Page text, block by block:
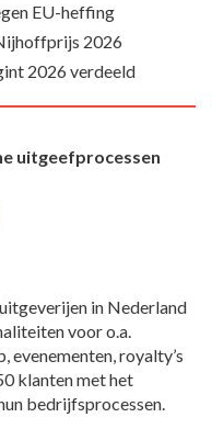
EU-heffing
2026
2026 verdeeld
uitgeefprocessen
in Nederland
voor o.a.
royalty’s
klanten met het
bedrijfsprocessen.